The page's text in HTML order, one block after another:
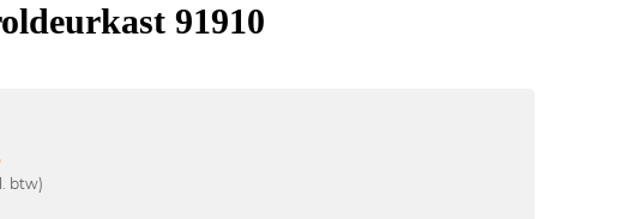
91910
btw)